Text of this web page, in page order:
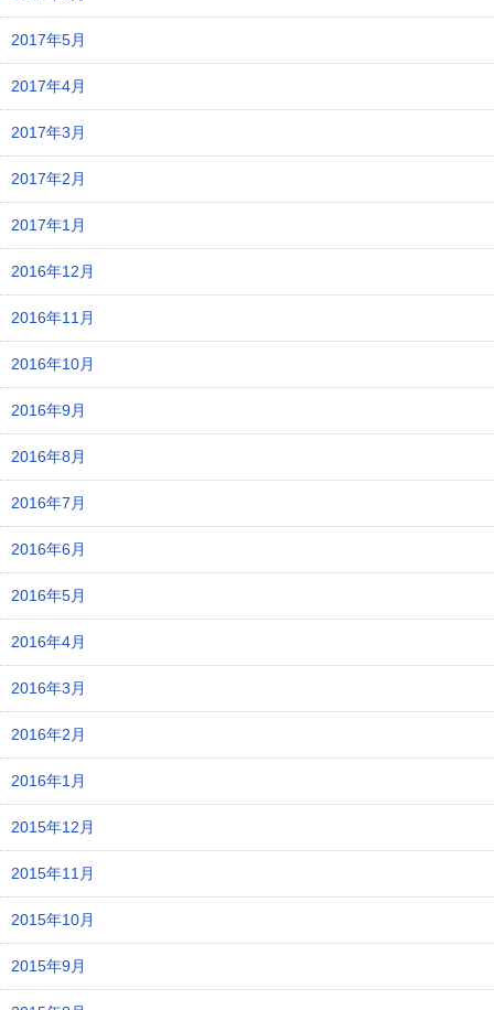
2017年5月
2017年4月
2017年3月
2017年2月
2017年1月
2016年12月
2016年11月
2016年10月
2016年9月
2016年8月
2016年7月
2016年6月
2016年5月
2016年4月
2016年3月
2016年2月
2016年1月
2015年12月
2015年11月
2015年10月
2015年9月